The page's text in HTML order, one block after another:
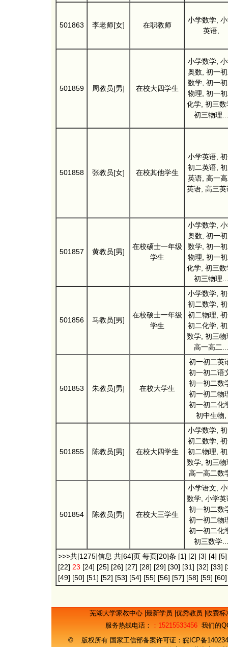
501863 李老师[女] 在职教师
小学数学,
英语,
501859 周教员[男] 在校大四学生
小学数学,
奥数, 初一
数学, 初一
物理, 初一
化学, 初三数
初三物理...
501858 张教员[女] 在校其他学生
小学英语,
初二英语,
英语, 高一
英语, 高三英
501857 黄教员[男]
在校硕士一年级
学生
小学数学,
奥数, 初一
数学, 初一
物理, 初一
化学, 初三数
初三物理...
501856 马教员[男]
在校硕士一年级
学生
小学数学,
初二数学,
初二物理,
初二化学,
数学, 初三物
高一高二...
501853 朱教员[男] 在校大学生
初一初二英
初一初二语
初一初二数
初一初二物
初一初二化
初中生物,
501855 陈教员[男] 在校大四学生
小学数学,
初二数学,
初二物理,
数学, 初三物
高一高二数
501854 陈教员[男] 在校大三学生
小学语文,
数学, 小学英
初一初二数
初一初二物
初一初二化
初三数学...
>>>共[1275]信息 共[64]页 每页[20]条 [1] [2] [3] [4] [5]
[22] 23 [24] [25] [26] [27] [28] [29] [30] [31] [32] [33]
[49] [50] [51] [52] [53] [54] [55] [56] [57] [58] [59] [60]
芜湖大学家教中心 最新学员 优秀教员 收费
服务热线电话：
：15215533456 我们的
© 版权所有 国家工信部备案许可证： 皖ICP备